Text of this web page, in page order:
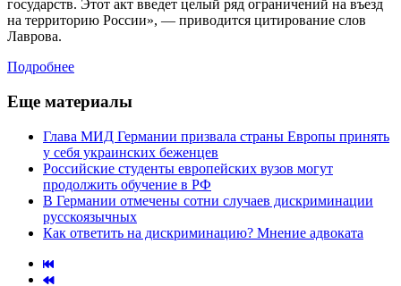
государств. Этот акт введет целый ряд ограничений на въезд
на территорию России», — приводится цитирование слов
Лаврова.
Подробнее
Еще материалы
Глава МИД Германии призвала страны Европы принять
у себя украинских беженцев
Российские студенты европейских вузов могут
продолжить обучение в РФ
В Германии отмечены сотни случаев дискриминации
русскоязычных
Как ответить на дискриминацию? Мнение адвоката